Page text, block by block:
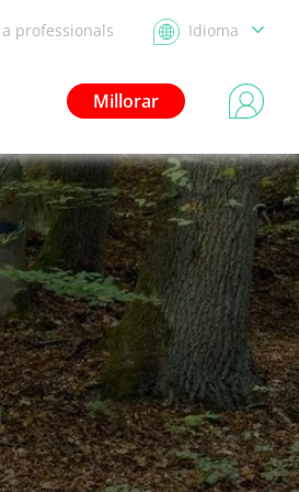
professionals Idioma
Millorar